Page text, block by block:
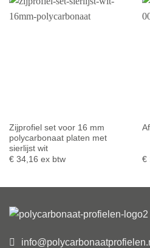
Zijprofiel set voor 16 mm
polycarbonaat platen met
sierlijst wit
€34,16 ex btw €